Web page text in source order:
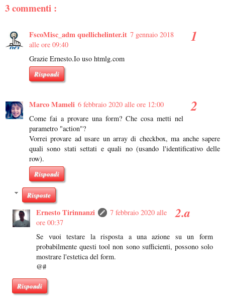
3 commenti :
FscoMisc_adm quellichelinter.it 7 gennaio 2018
alle ore 09:40
Grazie Ernesto.Io uso htmlg.com
Rispondi
Marco Mameli 6 febbraio 2020 alle ore 12:00
Come fai a provare una form? Che cosa metti nel
parametro "action"?
Vorrei provare ad usare un array di checkbox, ma anche sapere
quali sono stati settati e quali no (usando l'identificativo delle
row).
Rispondi
Risposte
Ernesto Tirinnanzi
7 febbraio 2020 alle
ore 00:37
Se vuoi testare la risposta a una azione su un form
probabilmente questi tool non sono sufficienti, possono solo
mostrare l'estetica del form.
@#
Rispondi